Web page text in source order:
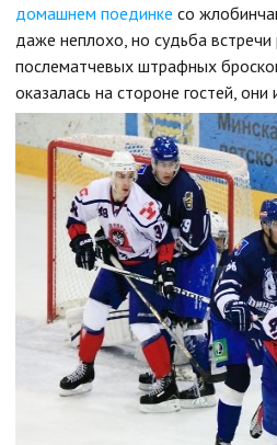
домашнем поединке со
даже неплохо, но судьба встречи
послематчевых штрафных
оказалась на стороне гостей, они